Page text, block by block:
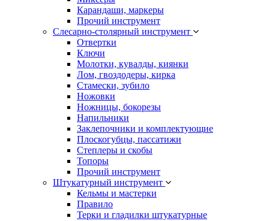
Карандаши, маркеры
Прочий инструмент
Слесарно-столярный инструмент
Отвертки
Ключи
Молотки, кувалды, киянки
Лом, гвоздодеры, кирка
Стамески, зубило
Ножовки
Ножницы, бокорезы
Напильники
Заклепочники и комплектующие
Плоскогубцы, пассатижи
Степлеры и скобы
Топоры
Прочий инструмент
Штукатурный инструмент
Кельмы и мастерки
Правило
Терки и гладилки штукатурные